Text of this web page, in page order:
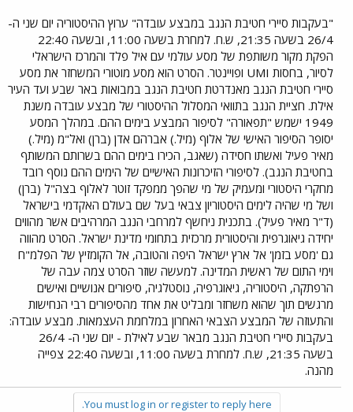
"בעקבות סיירי חטיבת הנגב במבצע עובדה" ערוץ ההיסטוריה יום שני ה-
26/4 בשעה 21:35, ש.ח. למחרת בשעה 11:00, ובשעה 22:40
הפקת מקור משותפת של מסע עולמי עם איל פלד והמרכז הישראלי
לסיור, בחסות UMI ופויינטר. הסרט הוא מסע מוטורי המשחזר את מסע
סיירי חטיבת הנגב מאנדרטת חטיבת הנגב במבואות באר שבע ועד העיר
אילת. חציית הנגב בתוואי המסלול ההיסטורי של מבצע עובדה משנת
1949 ישמש "תפאורה" לסיפור המבצע בימים ההם. במהלך המסע
יסופר הסיפור האישי של אלוף (מיל.) אברהם אדן (ברן) ואל"מ (מיל.)
מאיר פעיל ואשתו חסידה (שאגב, הכירו בימים ההם בשרותם המשותף
בחטיבת הנגב). לסיפורי הזיכרונות האישיים של הימים ההם נוסף רובד
מחקרי היסטורי ומעמיק של מי שהפך ממפקד זוטר לאלוף בצה"ל (ברן)
ושל מי שהיה לימים היסטוריון צבאי בעל שם בעולם האקדמי בישראל
(ד"ר מאיר פעיל). בתכנית ניחשף למרחבי הנגב המרהיבים אשר מהווים
יחידה גיאוגרפית והיסטורית מרכזית בתחומי מדינת ישראל. הסרט מהווה
גם 'מסע בזמן' אל ארץ ישראל היפה והטובה, אל הקומזיץ של הפלמ"ח
וימי התום של ראשית המדינה. למעשה שוזר הסרט צמה עבה של
הרפתקה, היסטוריה, גיאוגרפיה, נוסטלגיה, סיפורים אנושיים ואישים
מרגשים תוך שהוא משחזר ומבליט את אחד מהסיפורים רבי הנחישות
והתעוזה של המבצע הצבאי האחרון במלחמת העצמאות. מבצע עובדה:
בעקבות סיירי חטיבת הנגב מבאר שבע לאילת - יום שני ה- 26/4
בשעה 21:35, ש.ח. למחרת בשעה 11:00, ובשעה 22:40 צפייה
מהנה.
You must log in or register to reply here.